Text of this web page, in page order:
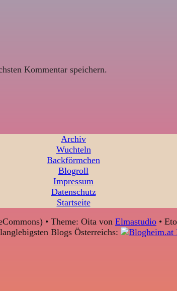
Kommentar speichern.
Archiv
Wuchteln
Backförmchen
Blogroll
Impressum
Datenschutz
Startseite
• Theme: Oita von Elmastudio •
Blogs Österreichs: